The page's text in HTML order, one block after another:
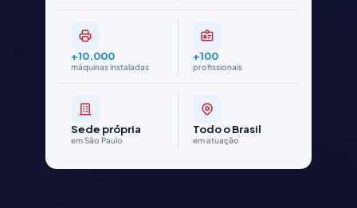
+10.000
máquinas instaladas
+100
profissionais
Sede própria
em São Paulo
Todo o Brasil
em atuação